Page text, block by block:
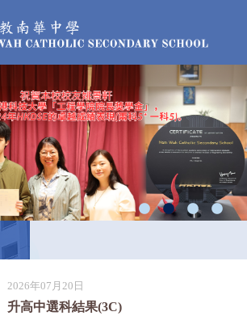
2026年07月20日
升高中選科結果(3C)